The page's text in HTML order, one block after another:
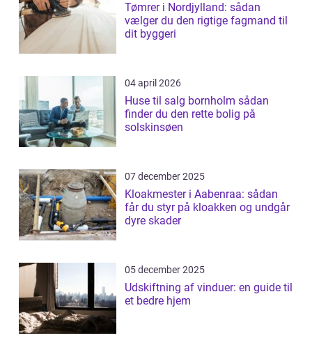
Tømrer i Nordjylland: sådan
vælger du den rigtige fagmand til
dit byggeri
04 april 2026
Huse til salg bornholm sådan
finder du den rette bolig på
solskinsøen
07 december 2025
Kloakmester i Aabenraa: sådan
får du styr på kloakken og undgår
dyre skader
05 december 2025
Udskiftning af vinduer: en guide til
et bedre hjem